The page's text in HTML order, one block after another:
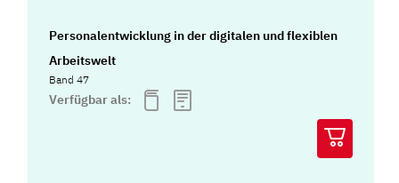
Personalentwicklung in der digitalen und flexiblen
Arbeitswelt
Band 47
Verfügbar als: